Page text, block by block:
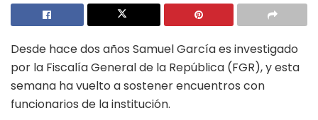
Desde hace dos años Samuel García es investigado
por la Fiscalía General de la República (FGR), y esta
semana ha vuelto a sostener encuentros con
funcionarios de la institución.